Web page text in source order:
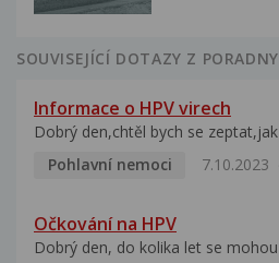
SOUVISEJÍCÍ DOTAZY Z PORADNY
Informace o HPV virech
Dobrý den,chtěl bych se
Pohlavní nemoci
7.10.2023
Očkování na HPV
Dobrý den, do kolika let se